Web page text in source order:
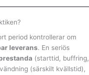
period kontrollerar om
leverans. En seriös
(starttid, buffring,
(särskilt kvällstid),